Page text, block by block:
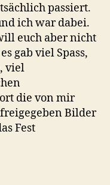
passiert.
ich war dabei.
euch aber nicht
gab viel Spass,
viel
die von mir
Bilder
Fest